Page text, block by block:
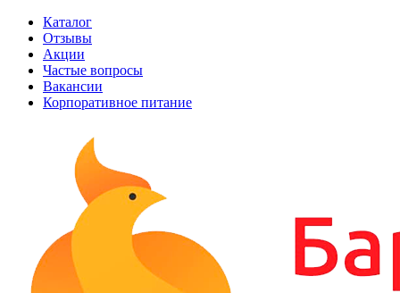
Каталог
Отзывы
Акции
Частые вопросы
Вакансии
Корпоративное питание